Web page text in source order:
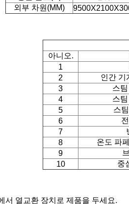
외부 차원(MM)
아니오.
1
2
인간 기
3
스
4
스
5
스
6
7
8
온도 파
9
10
중
서 열교환 장치로 제품을 두세요.